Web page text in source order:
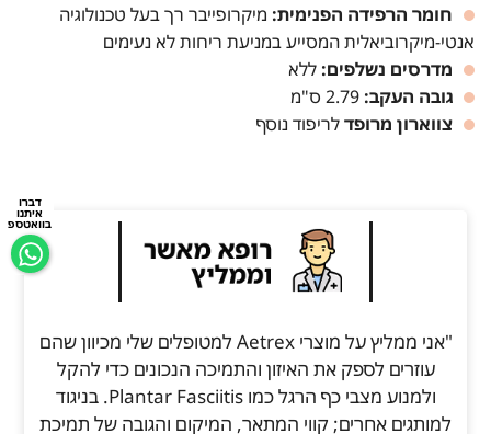
דברו
איתנו
בוואטספ
חומר הרפידה הפנימית: מיקרופייבר רך בעל טכנולוגיה
אנטי-מיקרוביאלית המסייע במניעת ריחות לא נעימים
מדרסים נשלפים: ללא
גובה העקב:
צווארון מרופדלריפוד נוסף
"אני ממליץ על מוצרי Aetrex למטופלים שלי מכיוון שהם
עוזרים לספק את האיזון והתמיכה הנכונים כדי להקל
ולמנוע מצבי כף הרגל כמו Plantar Fasciitis. בניגוד
למותגים אחרים; קווי המתאר, המיקום והגובה של תמיכת